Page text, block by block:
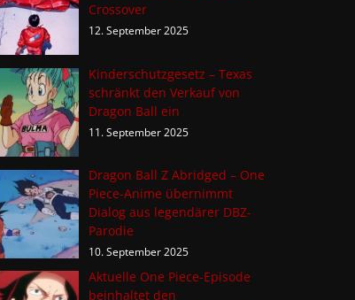
Crossover
12. September 2025
Kinderschutzgesetz – Texas
schränkt den Verkauf von
Dragon Ball ein
11. September 2025
Dragon Ball Z Abridged – One
Piece-Anime übernimmt
Dialog aus legendärer DBZ-
Parodie
10. September 2025
Aktuelle One Piece-Episode
beinhaltet den